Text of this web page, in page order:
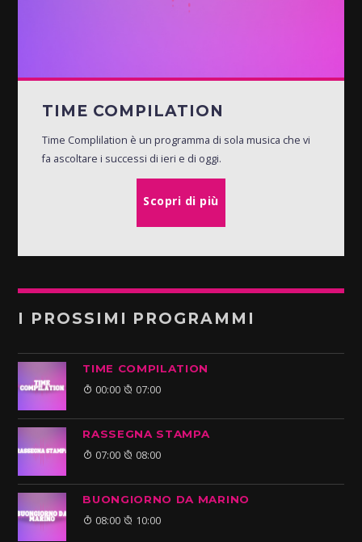
TIME COMPILATION
Time Complilation è un programma di sola musica che vi
fa ascoltare i successi di ieri e di oggi.
Scopri di più
I PROSSIMI PROGRAMMI
TIME COMPILATION
00:00 07:00
RASSEGNA STAMPA
07:00 08:00
BUONGIORNO DA MARINO
08:00 10:00